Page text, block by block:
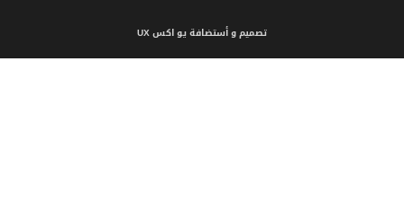
تصميم و أستضافة يو اكس UX